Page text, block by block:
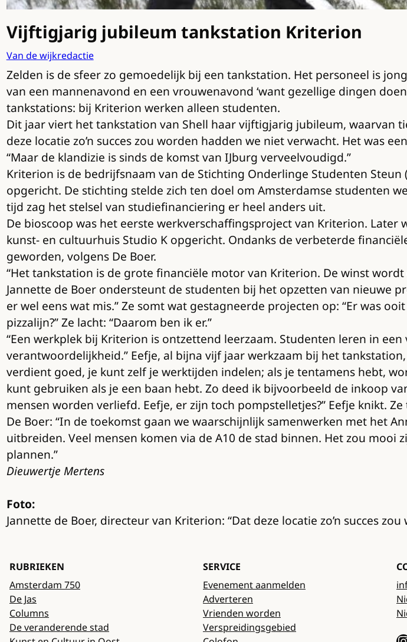
Vijftigjarig jubileum tankstation Kriterion
Van de wijkredactie
Zelden is de sfeer zo gemoedelijk bij een tankstation. Het personeel is
van een mannenavond en een vrouwenavond ‘want gezellige dingen
tankstations: bij Kriterion werken alleen studenten.
Dit jaar viert het tankstation van Shell haar vijftigjarig jubileum, waarvan
deze locatie zo’n succes zou worden hadden we niet verwacht. Het was
“Maar de klandizie is sinds de komst van IJburg verveelvoudigd.”
Kriterion is de bedrijfsnaam van de Stichting Onderlinge Studenten
opgericht. De stichting stelde zich ten doel om Amsterdamse studenten
tijd zag het stelsel van studiefinanciering er heel anders uit.
De bioscoop was het eerste werkverschaffingsproject van Kriterion.
kunst- en cultuurhuis Studio K opgericht. Ondanks de verbeterde
geworden, volgens De Boer.
“Het tankstation is de grote financiële motor van Kriterion. De winst
Jannette de Boer ondersteunt de studenten bij het opzetten van nieuwe
er wel eens wat mis.” Ze somt wat gestagneerde projecten op: “Er was
pizzalijn?” Ze lacht: “Daarom ben ik er.”
“Een werkplek bij Kriterion is ontzettend leerzaam. Studenten leren in
verantwoordelijkheid.” Eefje, al bijna vijf jaar werkzaam bij het
verdient goed, je kunt zelf je werktijden indelen; als je tentamens hebt,
kunt gebruiken als je een baan hebt. Zo deed ik bijvoorbeeld de inkoop
mensen worden verliefd. Eefje, er zijn toch pompstelletjes?” Eefje knikt.
De Boer: “In de toekomst gaan we waarschijnlijk samenwerken met het
uitbreiden. Veel mensen komen via de A10 de stad binnen. Het zou
plannen.”
Dieuwertje Mertens
Foto:
Jannette de Boer, directeur van Kriterion: “Dat deze locatie zo’n succes
RUBRIEKEN
Amsterdam 750
De Jas
Columns
De veranderende stad
SERVICE
Evenement aanmelden
Adverteren
Vrienden worden
Verspreidingsgebied